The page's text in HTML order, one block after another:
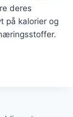
deres
på kalorier og